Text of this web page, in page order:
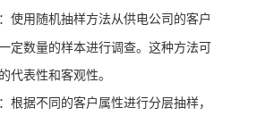
使用随机抽样方法从供电公司的客户
定数量的样本进行调查。这种方法可
代表性和客观性。
根据不同的客户属性进行分层抽样，